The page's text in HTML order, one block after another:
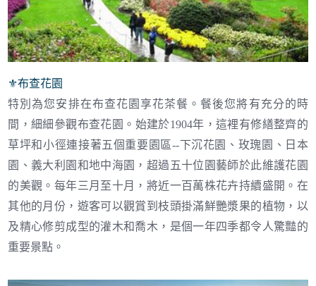
⚜︎布查花園
特別為您安排在布查花園享花茶餐。餐後您將有充分的時
間，細細參觀布查花園。始建於1904年，這裡有修繕整齊的
草坪和小徑連接著五個重要園區--下沉花園、玫瑰園、日本
園、義大利園和地中海園，超過五十位園藝師於此維護花園
的美觀。每年三月至十月，將近一百萬株花卉持續盛開。在
其他的月份，遊客可以觀賞到枝頭掛滿鮮艷漿果的植物，以
及精心修剪成型的灌木和喬木，是個一年四季都令人驚豔的
重要景點。